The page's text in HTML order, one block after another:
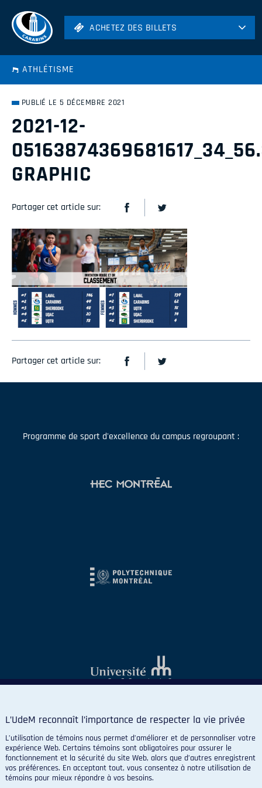
ACHETEZ DES BILLETS
ACHETEZ DES BILLETS
ATHLÉTISME
PUBLIÉ LE 5 DÉCEMBRE 2021
2021-12-
GRAPHIC
Partager cet article sur:
Partager cet article sur:
Programme de sport d'excellence du campus regroupant :
© 2026 Carabins de l'Université de Montréal. Tous droits
L’UdeM reconnaît l’importance de respecter la vie privée
L’utilisation de témoins nous permet d’améliorer et de personnaliser votre
expérience Web. Certains témoins sont obligatoires pour assurer le
fonctionnement et la sécurité du site Web, alors que d’autres enregistrent
vos préférences. En acceptant tout, vous consentez à notre utilisation de
témoins pour mieux répondre à vos besoins.